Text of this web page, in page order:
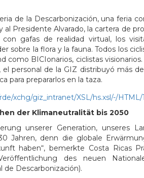
de la Descarbonización, una feria
Presidente Alvarado, la cartera de
gafas de realidad virtual, los
sobre la flora y la fauna. Todos los
como BICIonarios, ciclistas
personal de la GIZ distribuyó más
para prepararlos en la taza.
xchg/giz_intranet/XSL/hs.xsl/-/
der Klimaneutralität bis 2050
unserer Generation, unseres
Jahren, denn die globale
haben“, bemerkte Costa Ricas
des neuen
de Descarbonización).